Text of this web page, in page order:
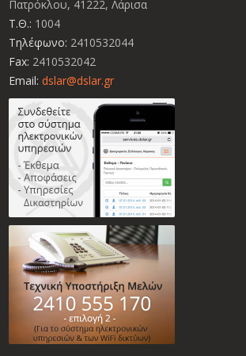
Πατρόκλου, 41222, Λάρισα
Τ.Θ.: 1004
Τηλέφωνο: 2410532044
Fax: 2410532042
Email: dslar@dslar.gr